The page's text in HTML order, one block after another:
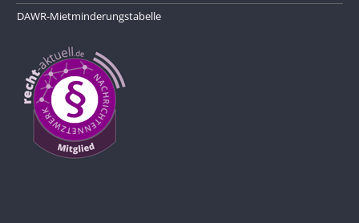
DAWR-Mietminderungstabelle